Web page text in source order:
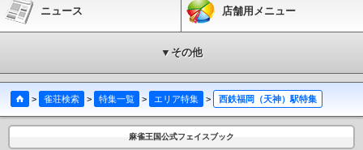
ニュース 店舗用メニュー
▼その他
> 雀荘検索 > 特集一覧 > エリア特集 > 西鉄福岡（天神）駅特集
麻雀王国公式フェイスブック